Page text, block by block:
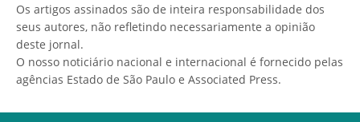
Os artigos assinados são de inteira responsabilidade dos
seus autores, não refletindo necessariamente a opinião
deste jornal.
O nosso noticiário nacional e internacional é fornecido pelas
agências Estado de São Paulo e Associated Press.